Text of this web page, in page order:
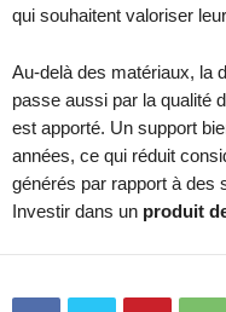
qui souhaitent valoriser
Au-delà des matériaux, la
passe aussi par la qualité
est apporté. Un support
années, ce qui réduit
générés par rapport à des
Investir dans un produit